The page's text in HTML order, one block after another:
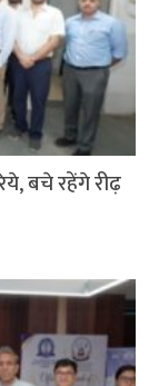
बचे रहेंगे रीढ़